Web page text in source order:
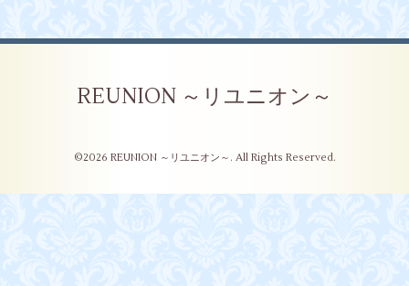
REUNION ～リユニオン～
©2026 REUNION ～リユニオン～ . All Rights Reserved.